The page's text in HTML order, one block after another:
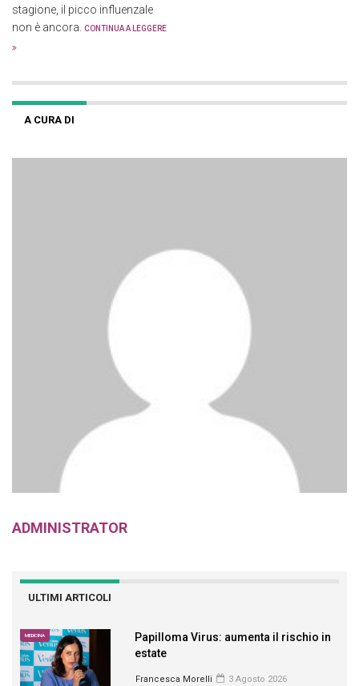
stagione, il picco influenzale
non è ancora. CONTINUA A LEGGERE
A CURA DI
ADMINISTRATOR
ULTIMI ARTICOLI
MEDICINA
Papilloma Virus: aumenta il rischio in
estate
Francesca Morelli 3 Agosto 2026